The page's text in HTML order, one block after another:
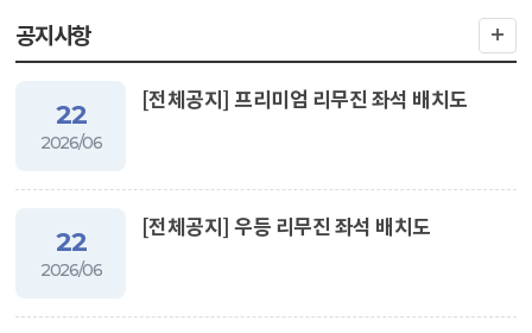
공지사항
22
2026/06
[전체공지] 프리미엄 리무진 좌석 배치도
22
2026/06
[전체공지] 우등 리무진 좌석 배치도